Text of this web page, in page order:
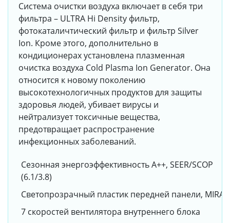
Система очистки воздуха включает в себя три
фильтра – ULTRA Hi Density фильтр,
фотокаталичтический фильтр и фильтр Silver
Ion. Кроме этого, дополнительно в
кондиционерах установлена плазменная
очистка воздуха Cold Plasma Ion Generator. Она
относится к новому поколению
высокотехнологичных продуктов для защиты
здоровья людей, убивает вирусы и
нейтрализует токсичные вещества,
предотвращает распространение
инфекционных заболеваний.
Сезонная энергоэффективность A++, SEER/SCOP
(6.1/3.8)
Светопрозрачный пластик передней панели,
7 скоростей вентилятора внутреннего блока